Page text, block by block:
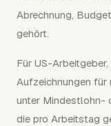
Abrechnung,
gehört.
Für US-
Aufzeichnungen
unter Mindestlohn-
die pro Arbeitstag